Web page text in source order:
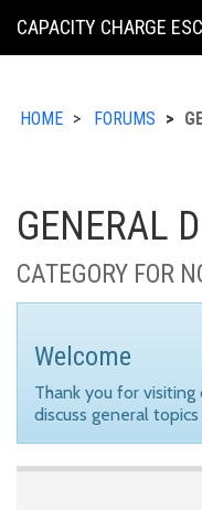
KING
CAPACITY CHARGE
HOME FORUMS
GENERAL
CATEGORY FOR
Welcome
Thank you for
discuss general